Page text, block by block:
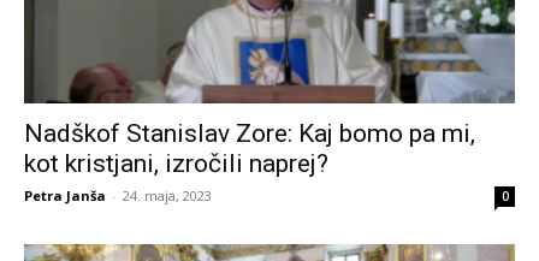
Nadškof Stanislav Zore: Kaj bomo pa mi,
kot kristjani, izročili naprej?
Petra Janša - 24. maja, 2023 0